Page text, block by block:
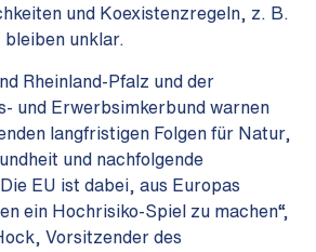
und Koexistenzregeln, z. B.
unklar.
Rheinland-Pfalz und der
und Erwerbsimkerbund warnen
langfristigen Folgen für Natur,
und nachfolgende
EU ist dabei, aus Europas
ein Hochrisiko-Spiel zu machen“,
Vorsitzender des